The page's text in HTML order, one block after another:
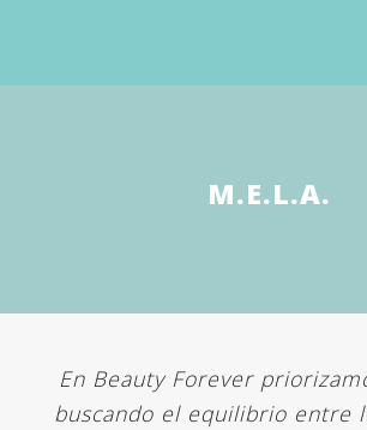
M.E.L.A.
En Beauty Forever
buscando el equilibrio entre